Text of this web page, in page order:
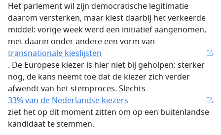
Het parlement wil zijn democratische legitimatie
daarom versterken, maar kiest daarbij het verkeerde
middel: vorige week werd een initiatief aangenomen,
met daarin onder andere een vorm van
transnationale kieslijsten
. De Europese kiezer is hier niet bij geholpen: sterker
nog, de kans neemt toe dat de kiezer zich verder
afwendt van het stemproces. Slechts
33% van de Nederlandse kiezers
ziet het op dit moment zitten om op een buitenlandse
kandidaat te stemmen.